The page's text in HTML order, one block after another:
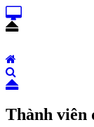
Thành viên